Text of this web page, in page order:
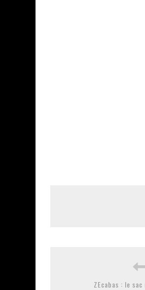
ZEcabas : le